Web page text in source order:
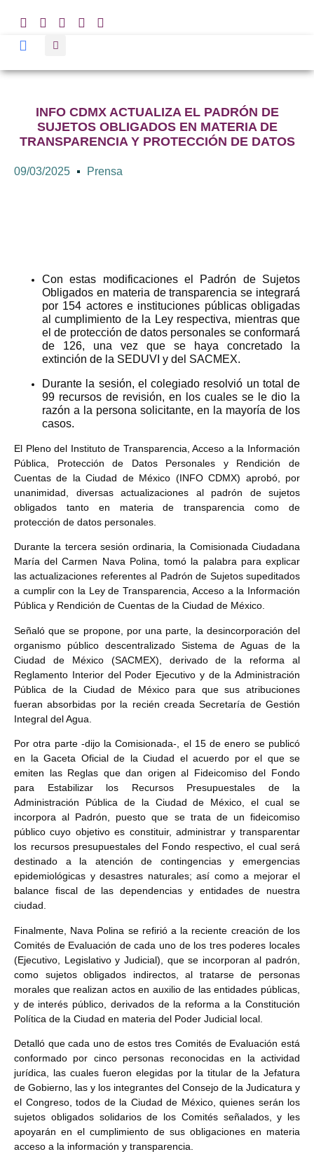
INFO CDMX ACTUALIZA EL PADRÓN DE
SUJETOS OBLIGADOS EN MATERIA DE
TRANSPARENCIA Y PROTECCIÓN DE DATOS
09/03/2025 Prensa
Con estas modificaciones el Padrón de Sujetos
Obligados en materia de transparencia se integrará
por 154 actores e instituciones públicas obligadas
al cumplimiento de la Ley respectiva, mientras que
el de protección de datos personales se conformará
de 126, una vez que se haya concretado la
extinción de la SEDUVI y del SACMEX.
Durante la sesión, el colegiado resolvió un total de
99 recursos de revisión, en los cuales se le dio la
razón a la persona solicitante, en la mayoría de los
casos.
El Pleno del Instituto de Transparencia, Acceso a la Información
Pública, Protección de Datos Personales y Rendición de
Cuentas de la Ciudad de México (INFO CDMX) aprobó, por
unanimidad, diversas actualizaciones al padrón de sujetos
obligados tanto en materia de transparencia como de
protección de datos personales.
Durante la tercera sesión ordinaria, la Comisionada Ciudadana
María del Carmen Nava Polina, tomó la palabra para explicar
las actualizaciones referentes al Padrón de Sujetos supeditados
a cumplir con la Ley de Transparencia, Acceso a la Información
Pública y Rendición de Cuentas de la Ciudad de México.
Señaló que se propone, por una parte, la desincorporación del
organismo público descentralizado Sistema de Aguas de la
Ciudad de México (SACMEX), derivado de la reforma al
Reglamento Interior del Poder Ejecutivo y de la Administración
Pública de la Ciudad de México para que sus atribuciones
fueran absorbidas por la recién creada Secretaría de Gestión
Integral del Agua.
Por otra parte -dijo la Comisionada-, el 15 de enero se publicó
en la Gaceta Oficial de la Ciudad el acuerdo por el que se
emiten las Reglas que dan origen al Fideicomiso del Fondo
para Estabilizar los Recursos Presupuestales de la
Administración Pública de la Ciudad de México, el cual se
incorpora al Padrón, puesto que se trata de un fideicomiso
público cuyo objetivo es constituir, administrar y transparentar
los recursos presupuestales del Fondo respectivo, el cual será
destinado a la atención de contingencias y emergencias
epidemiológicas y desastres naturales; así como a mejorar el
balance fiscal de las dependencias y entidades de nuestra
ciudad.
Finalmente, Nava Polina se refirió a la reciente creación de los
Comités de Evaluación de cada uno de los tres poderes locales
(Ejecutivo, Legislativo y Judicial), que se incorporan al padrón,
como sujetos obligados indirectos, al tratarse de personas
morales que realizan actos en auxilio de las entidades públicas,
y de interés público, derivados de la reforma a la Constitución
Política de la Ciudad en materia del Poder Judicial local.
Detalló que cada uno de estos tres Comités de Evaluación está
conformado por cinco personas reconocidas en la actividad
jurídica, las cuales fueron elegidas por la titular de la Jefatura
de Gobierno, las y los integrantes del Consejo de la Judicatura y
el Congreso, todos de la Ciudad de México, quienes serán los
sujetos obligados solidarios de los Comités señalados, y les
apoyarán en el cumplimiento de sus obligaciones en materia
acceso a la información y transparencia.